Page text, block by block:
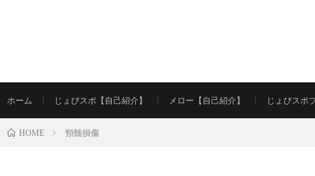
ホーム じょびスポ【自己紹介】 メロー【自己紹介】 じょびスポ
HOME 頸髄損傷